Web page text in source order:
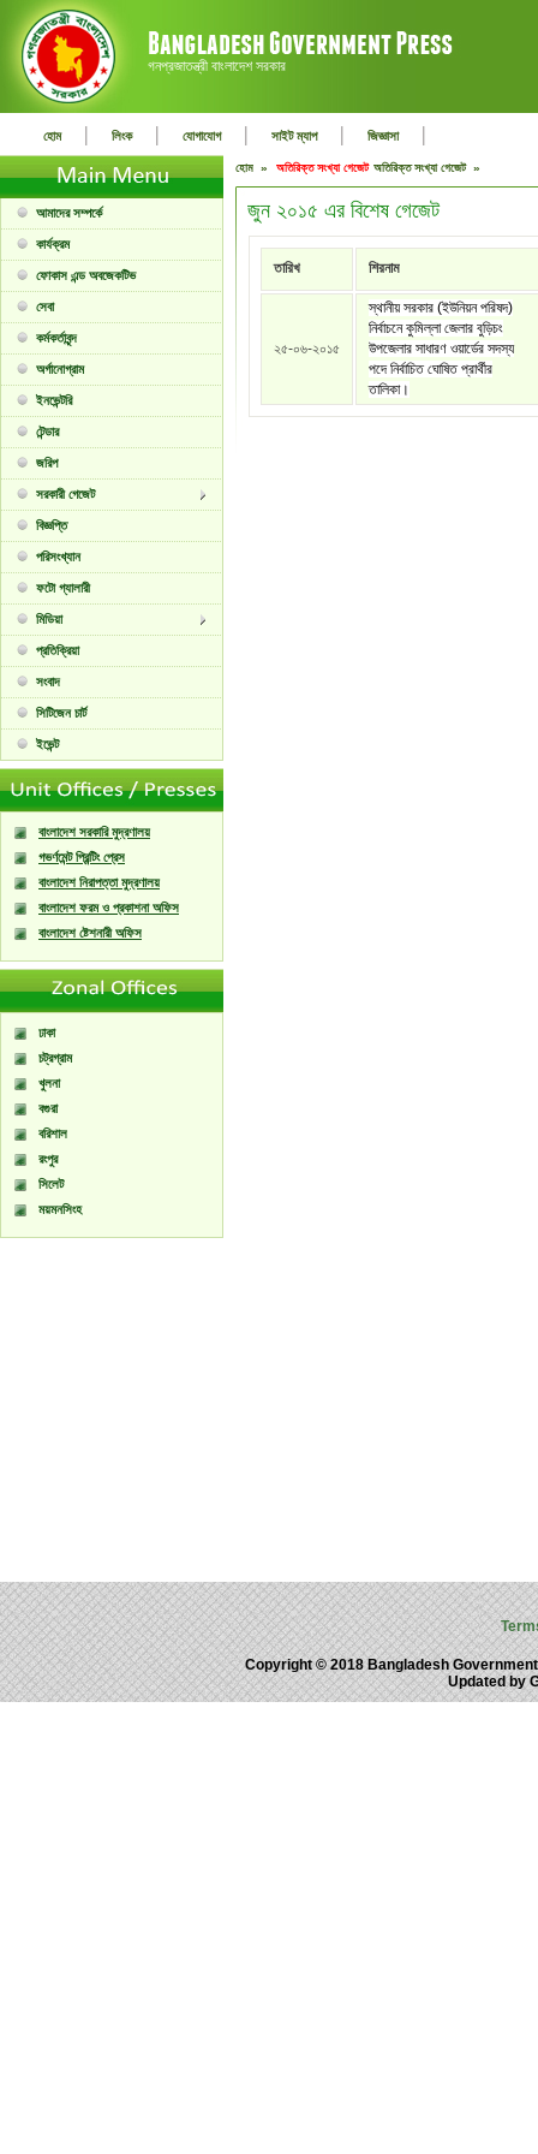
গনপ্রজাতন্ত্রী বাংলাদেশ সরকার
হোম | লিংক | যোগাযোগ | সাইট ম্যাপ | জিজ্ঞাসা |
আমাদের সম্পর্কে
কার্যক্রম
ফোকাস এন্ড অবজেকটিভ
সেবা
কর্মকর্তাবৃন্দ
অর্গানোগ্রাম
ইনভেন্টরি
টেন্ডার
জরিপ
সরকারী গেজেট
বিজ্ঞপ্তি
পরিসংখ্যান
ফটো গ্যালারী
মিডিয়া
প্রতিক্রিয়া
সংবাদ
সিটিজেন চার্ট
ইভেন্ট
বাংলাদেশ সরকারি মুদ্রণালয়
গভর্ণমেন্ট প্রিন্টিং প্রেস
বাংলাদেশ নিরাপত্তা মুদ্রণালয়
বাংলাদেশ ফরম ও প্রকাশনা অফিস
বাংলাদেশ ষ্টেশনারী অফিস
ঢাকা
চট্রগ্রাম
খুলনা
বগুরা
বরিশাল
রংপুর
সিলেট
ময়মনসিংহ
হোম » অতিরিক্ত সংখ্যা গেজেট অতিরিক্ত সংখ্যা গেজেট »
জুন ২০১৫ এর বিশেষ গেজেট
তারিখ শিরনাম
২৫-০৬-২০১৫
স্থানীয় সরকার (ইউনিয়ন পরিষদ)
নির্বাচনে কুমিল্লা জেলার বুড়িচং
উপজেলার সাধারণ ওয়ার্ডের সদস্য
পদে নির্বাচিত ঘোষিত প্রার্থীর
তালিকা।
Copyright © 2018 Bangladesh
Updated by